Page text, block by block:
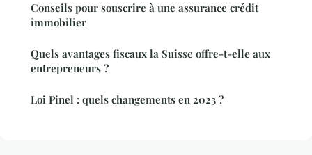
Conseils pour souscrire à une assurance crédit
immobilier
Quels avantages fiscaux la Suisse offre-t-elle aux
entrepreneurs ?
Loi Pinel : quels changements en 2023 ?